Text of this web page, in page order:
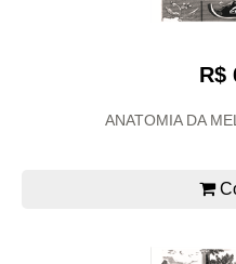
R$
ANATOMIA DA